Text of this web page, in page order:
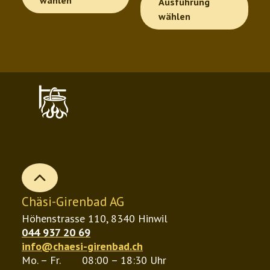
weist
auf.
werden
bis
CHF 12.30
wählen
b
Chäsi-Girenbad AG
Höhenstrasse 110, 8340 Hinwil
044 937 20 69
info@chaesi-girenbad.ch
Mo. – Fr.
08:00 – 18:30 Uhr